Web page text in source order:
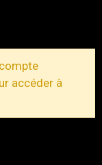
accéder à